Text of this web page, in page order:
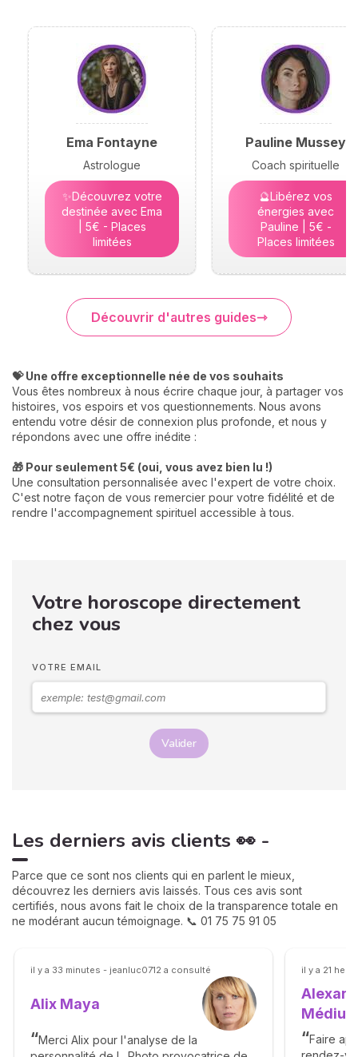
Ema Fontayne
Astrologue
✨Découvrez votre
destinée avec Ema
| 5€ - Places
limitées
Pauline Mussey
Coach spirituelle
🔮Libérez vos
énergies avec
Pauline | 5€ -
Places limitées
Découvrir d'autres guides
💝 Une offre exceptionnelle née de vos souhaits
Vous êtes nombreux à nous écrire chaque jour, à partager vos
histoires, vos espoirs et vos questionnements. Nous avons
entendu votre désir de connexion plus profonde, et nous y
répondons avec une offre inédite :
🎁 Pour seulement 5€ (oui, vous avez bien lu !)
Une consultation personnalisée avec l'expert de votre choix.
C'est notre façon de vous remercier pour votre fidélité et de
rendre l'accompagnement spirituel accessible à tous.
Votre horoscope directement
chez vous
VOTRE EMAIL
Valider
Les derniers avis clients 👀 -
Parce que ce sont nos clients qui en parlent le mieux,
découvrez les derniers avis laissés. Tous ces avis sont
certifiés, nous avons fait le choix de la transparence totale en
ne modérant aucun témoignage. 📞 01 75 75 91 05
il y a 33 minutes - jeanluc0712 a consulté
Alix Maya
Merci Alix pour l'analyse de la
il y a 21
Faire